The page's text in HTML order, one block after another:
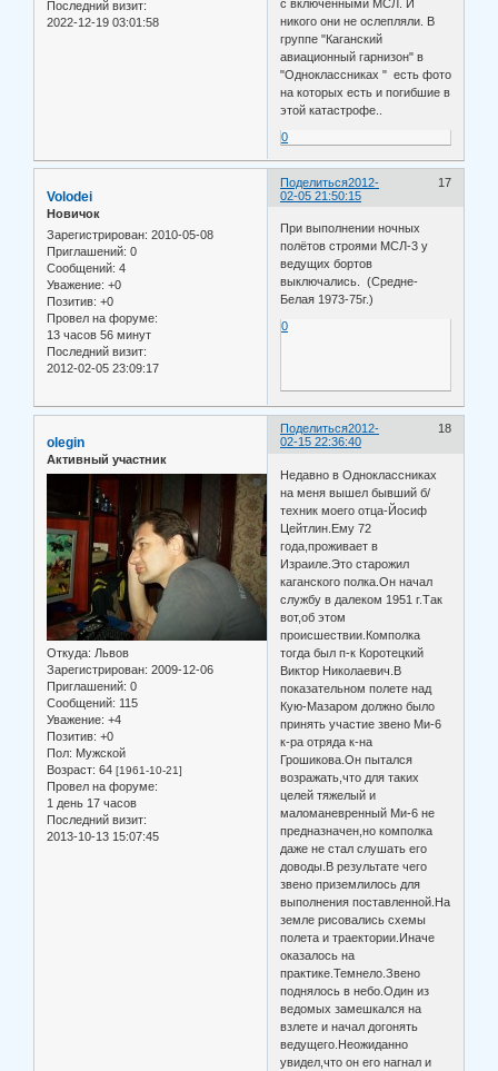
Последний визит:
2022-12-19 03:01:58
с включёнными МСЛ. И
никого они не ослепляли. В
группе "Каганский
авиационный гарнизон" в
"Одноклассниках " есть фото
на которых есть и погибшие в
этой катастрофе..
0
Поделиться 17
2012-
02-05 21:50:15
Volodei
Новичок
Зарегистрирован: 2010-05-08
Приглашений: 0
Сообщений: 4
Уважение: +0
Позитив: +0
Провел на форуме:
13 часов 56 минут
Последний визит:
2012-02-05 23:09:17
При выполнении ночных
полётов строями МСЛ-3 у
ведущих бортов
выключались. (Средне-
Белая 1973-75г.)
0
Поделиться 18
2012-
02-15 22:36:40
olegin
Активный участник
Откуда: Львов
Зарегистрирован: 2009-12-06
Приглашений: 0
Сообщений: 115
Уважение: +4
Позитив: +0
Пол: Мужской
Возраст: 64 [1961-10-21]
Провел на форуме:
1 день 17 часов
Последний визит:
2013-10-13 15:07:45
Недавно в Одноклассниках
на меня вышел бывший б/
техник моего отца-Йосиф
Цейтлин.Ему 72
года,проживает в
Израиле.Это старожил
каганского полка.Он начал
службу в далеком 1951 г.Так
вот,об этом
происшествии.Комполка
тогда был п-к Коротецкий
Виктор Николаевич.В
показательном полете над
Кую-Мазаром должно было
принять участие звено Ми-6
к-ра отряда к-на
Грошикова.Он пытался
возражать,что для таких
целей тяжелый и
маломаневренный Ми-6 не
предназначен,но комполка
даже не стал слушать его
доводы.В результате чего
звено приземлилось для
выполнения поставленной.На
земле рисовались схемы
полета и траектории.Иначе
оказалось на
практике.Темнело.Звено
поднялось в небо.Один из
ведомых замешкался на
взлете и начал догонять
ведущего.Неожиданно
увидел,что он его нагнал и